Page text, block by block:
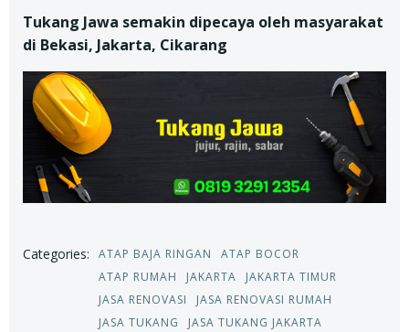
Tukang Jawa semakin dipecaya oleh masyarakat
di Bekasi, Jakarta, Cikarang
Categories: ATAP BAJA RINGAN
ATAP BOCOR
ATAP RUMAH
JAKARTA
JAKARTA TIMUR
JASA RENOVASI
JASA RENOVASI RUMAH
JASA TUKANG
JASA TUKANG JAKARTA